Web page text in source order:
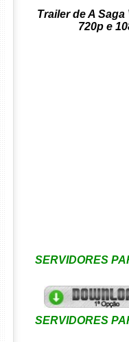
Trailer de A
720p e
SERVIDORES
SERVIDORES